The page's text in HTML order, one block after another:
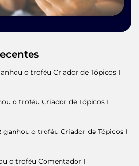
o troféu Criador de Tópicos I
o troféu Criador de Tópicos I
ganhou o troféu Criador de Tópicos I
o troféu Comentador I